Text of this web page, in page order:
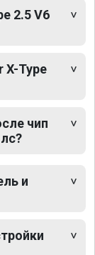
2.5 V6
X-Type
чип
и